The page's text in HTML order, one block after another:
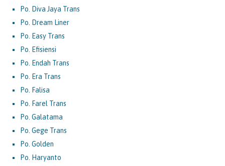
Po. Diva Jaya Trans
Po. Dream Liner
Po. Easy Trans
Po. Efisiensi
Po. Endah Trans
Po. Era Trans
Po. Falisa
Po. Farel Trans
Po. Galatama
Po. Gege Trans
Po. Golden
Po. Haryanto